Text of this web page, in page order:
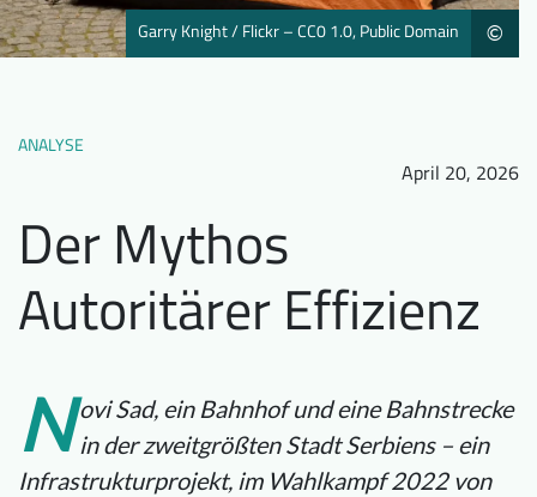
Downloads Wer wir sind ©
Garry Knight / Flickr – CC0 1.0, Public Domain
ANALYSE
April 20, 2026
Der Mythos
Autoritärer Effizienz
N ovi Sad, ein Bahnhof und eine Bahnstrecke
in der zweitgrößten Stadt Serbiens – ein
Infrastrukturprojekt, im Wahlkampf 2022 von